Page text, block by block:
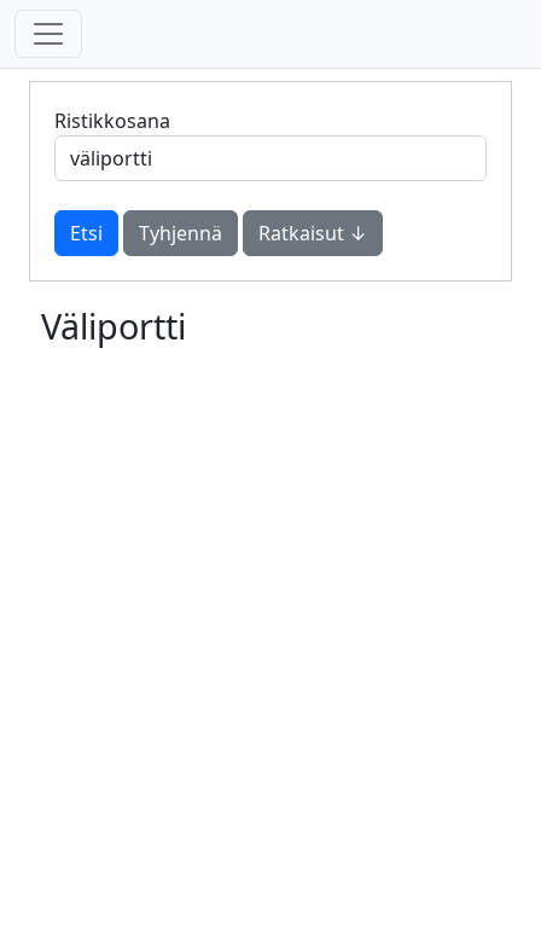
Ristikkosana
Tyhjennä Ratkaisut ↓
Väliportti